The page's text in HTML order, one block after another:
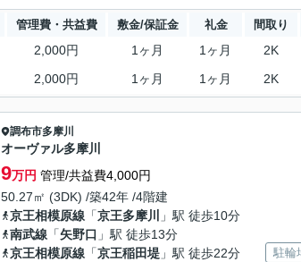
管理費・共益費 敷金/保証金 礼金 間取り
2,000円 1ヶ月 1ヶ月 2K
2,000円 1ヶ月 1ヶ月 2K
調布市多摩川
オーヴァル多摩川
9万円 管理/共益費4,000円
50.27㎡ (3DK) /築42年 /4階建
京王相模原線 「京王多摩川
」駅 徒歩10分
南武線 「矢野口 」駅 徒歩13分
京王相模原線 「京王稲田堤 」駅 徒歩22分 駐輪